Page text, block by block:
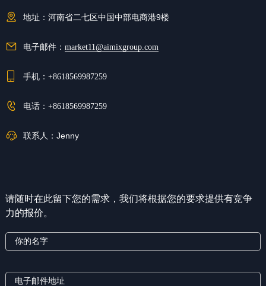
地址： 河南省二七区中国中部电商港9楼
电子邮件： market11@aimixgroup.com
手机： +8618569987259
电话： +8618569987259
联系人： Jenny
请随时在此留下您的需求，我们将根据您的要求提供有竞争
力的报价。